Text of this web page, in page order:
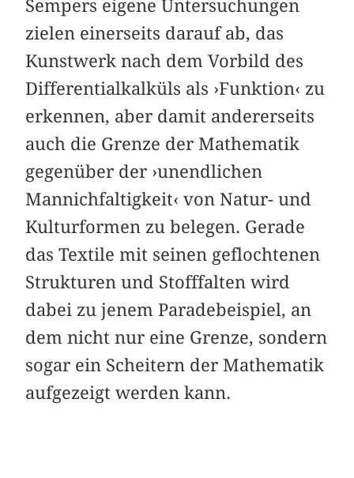
Sempers eigene Untersuchungen
zielen einerseits darauf ab, das
Kunstwerk nach dem Vorbild des
Differentialkalküls als ›Funktion‹ zu
erkennen, aber damit andererseits
auch die Grenze der Mathematik
gegenüber der ›unendlichen
Mannichfaltigkeit‹ von Natur- und
Kulturformen zu belegen. Gerade
das Textile mit seinen geflochtenen
Strukturen und Stofffalten wird
dabei zu jenem Paradebeispiel, an
dem nicht nur eine Grenze, sondern
sogar ein Scheitern der Mathematik
aufgezeigt werden kann.